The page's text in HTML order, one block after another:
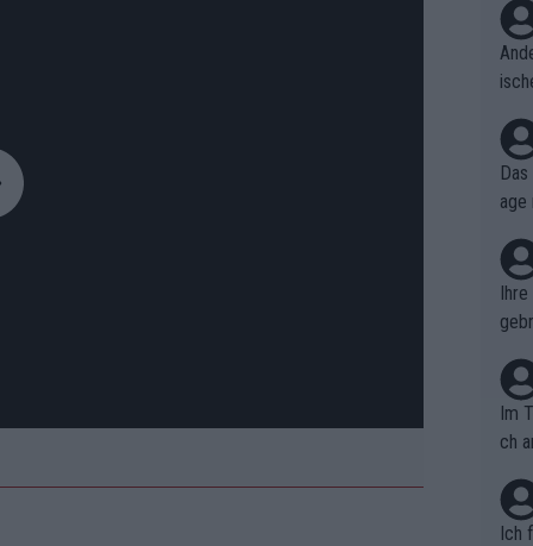
age
ben.
Im
ch
Ich